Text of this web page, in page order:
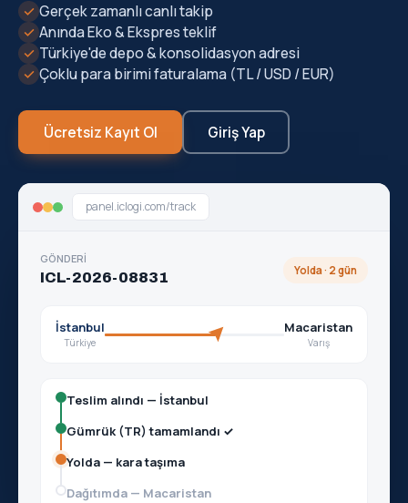
✓ Gerçek zamanlı canlı takip
✓ Anında Eko & Ekspres teklif
✓ Türkiye'de depo & konsolidasyon adresi
✓ Çoklu para birimi faturalama (TL / USD / EUR)
Ücretsiz Kayıt Ol Giriş Yap
panel.iclogi.com/track
GÖNDERİ
ICL-2026-08831 Yolda · 2 gün
İstanbul
Türkiye
Macaristan
Varış
Teslim alındı — İstanbul
Gümrük (TR) tamamlandı ✓
Yolda — kara taşıma
Dağıtımda — Macaristan